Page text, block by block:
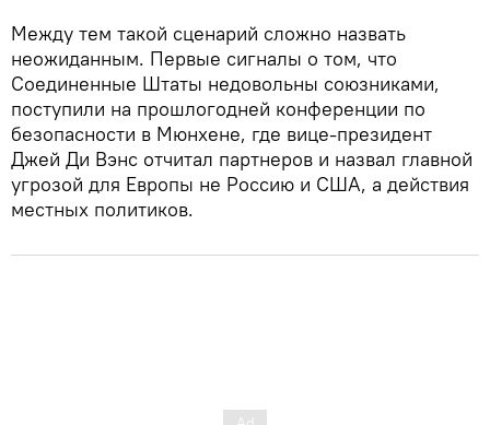
Между тем такой сценарий сложно назвать
неожиданным. Первые сигналы о том, что
Соединенные Штаты недовольны союзниками,
поступили на прошлогодней конференции по
безопасности в Мюнхене, где вице-президент
Джей Ди Вэнс отчитал партнеров и назвал главной
угрозой для Европы не Россию и США, а действия
местных политиков.